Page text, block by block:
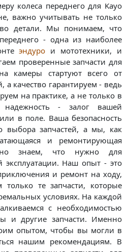
колеса переднего для Kayo
важно учитывать не только
детали. Мы понимаем, что
- одна из наиболее
эндуро и мототехники, и
проверенные запчасти для
камеры стартуют всего от
а качество гарантируем - ведь
на практике, а не только в
надежность - залог вашей
в поле. Ваша безопасность
выбора запчастей, а мы, как
и ремонтирующая
знаем, что нужно для
Наш опыт - это
и ремонт на ходу,
те запчасти, которые
условиях. На каждой
с необходимостью
и другие запчасти. Именно
опытом, чтобы вы могли в
нашим рекомендациям. В